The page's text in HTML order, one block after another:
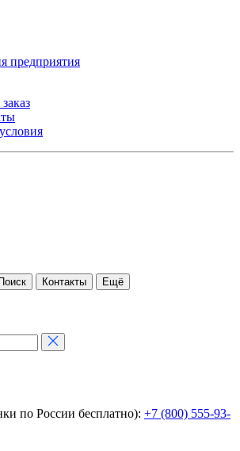
предприятия
Поиск Контакты Ещё
по России бесплатно): +7 (800) 555-93-